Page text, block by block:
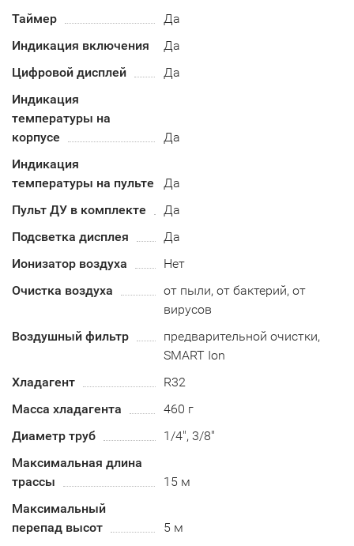
Таймер
Да
Индикация включения
Да
Цифровой дисплей
Да
Индикация
температуры на
корпусе
Да
Индикация
температуры на пульте
Да
Пульт ДУ в комплекте
Да
Подсветка дисплея
Да
Ионизатор воздуха
Нет
Очистка воздуха
от пыли, от бактерий, от
вирусов
Воздушный фильтр
предварительной очистки,
SMART Ion
Хладагент
R32
Масса хладагента
460 г
Диаметр труб
1/4", 3/8"
Максимальная длина
трассы
15 м
Максимальный
перепад высот
5 м